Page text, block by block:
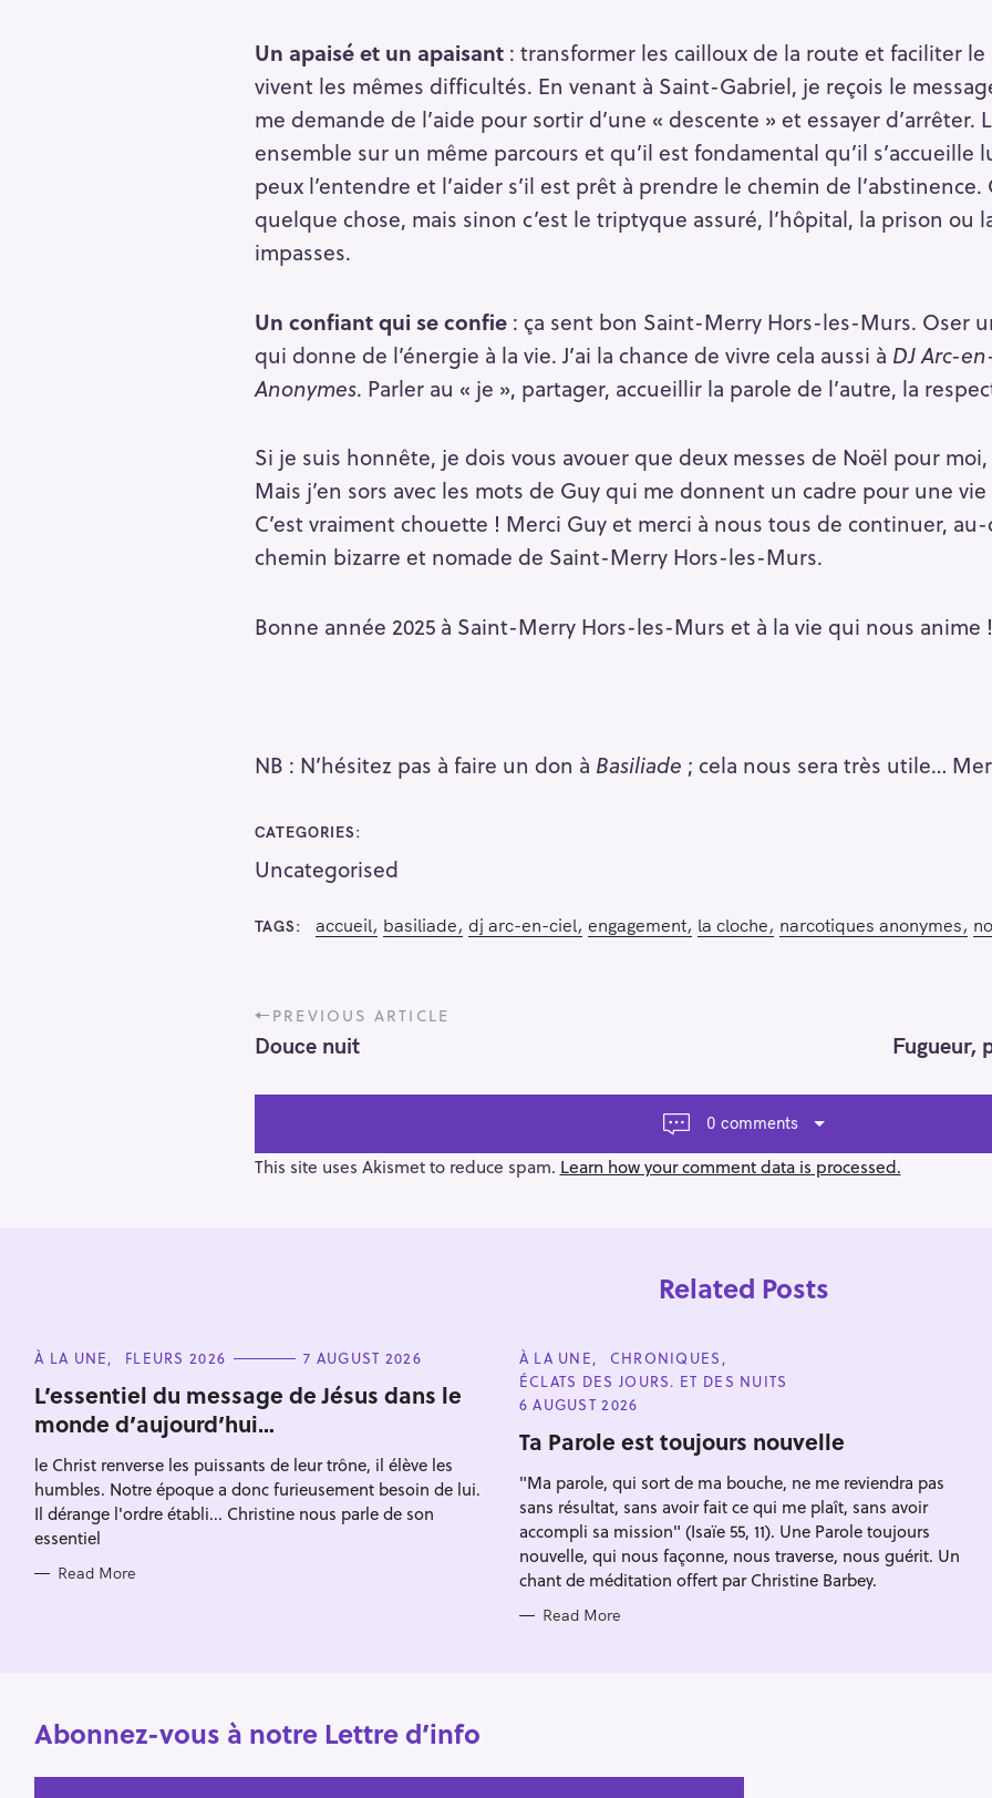
Un apaisé et un apaisant: transformer les cailloux de la route et faciliter
vivent les mêmes difficultés. En venant à Saint-Gabriel, je reçois le
me demande de l’aide pour sortir d’une « descente » et essayer d’arrêter.
ensemble sur un même parcours et qu’il est fondamental qu’il s’accueille
peux l’entendre et l’aider s’il est prêt à prendre le chemin de l’abstinence.
quelque chose, mais sinon c’est le triptyque assuré, l’hôpital, la prison ou
impasses.
Un confiant qui se confie: ça sent bon Saint-Merry Hors-les-Murs. Oser
qui donne de l’énergie à la vie. J’ai la chance de vivre cela aussi à DJ Arc-
Anonymes. Parler au « je », partager, accueillir la parole de l’autre, la
Si je suis honnête, je dois vous avouer que deux messes de Noël pour
Mais j’en sors avec les mots de Guy qui me donnent un cadre pour une
C’est vraiment chouette ! Merci Guy et merci à nous tous de continuer,
chemin bizarre et nomade de Saint-Merry Hors-les-Murs.
Bonne année 2025 à Saint-Merry Hors-les-Murs et à la vie qui nous anime !
NB : N’hésitez pas à faire un don à Basiliade ; cela nous sera très utile…
CATEGORIES
Uncategorised
TAGS accueil basiliade dj arc-en-ciel engagement la cloche narcotiques anonymes
P
o
s
t
a
v
n
PREVIOUS ARTICLE
Douce nuit Fugueur,
0 comments
This site uses Akismet to reduce spam. Learn how your comment data is processed.
Related Posts
C
T
E
G
O
I
E
S
À LA UNE FLEURS 2026 7 AUGUST 2026
L’essentiel du message de Jésus dans le
monde d’aujourd’hui…
le Christ renverse les puissants de leur trône, il élève les
humbles. Notre époque a donc furieusement besoin de lui.
Il dérange l'ordre établi... Christine nous parle de son
essentiel
Read More
C
A
T
E
O
R
E
À LA UNE
CHRONIQUES
ÉCLATS DES JOURS. ET DES NUITS
6 AUGUST 2026
Ta Parole est toujours nouvelle
"Ma parole, qui sort de ma bouche, ne me reviendra pas
sans résultat, sans avoir fait ce qui me plaît, sans avoir
accompli sa mission" (Isaïe 55, 11). Une Parole toujours
nouvelle, qui nous façonne, nous traverse, nous guérit. Un
chant de méditation offert par Christine Barbey.
Read More
Abonnez-vous à notre Lettre d’info
Press Esc to cancel.